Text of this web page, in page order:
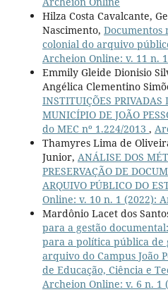
Hilza Costa Cavalcante,
Nascimento, Documentos
colonial do arquivo
Archeion Online: v. 11 n.
Emmily Gleide Dionisio
Angélica Clementino
INSTITUIÇÕES PRIVADAS
MUNICÍPIO DE JOÃO
do MEC nº 1.224/2013 ,
Thamyres Lima de
Junior, ANÁLISE DOS
PRESERVAÇÃO DE
ARQUIVO PÚBLICO DO
Online: v. 10 n. 1 (2022):
Mardônio Lacet dos
para a gestão
para a política pública de
arquivo do Campus João
de Educação, Ciência e
Archeion Online: v. 6 n. 1